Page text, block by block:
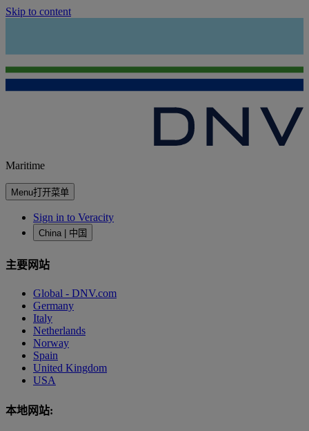
Skip to content
Maritime
Menu打开菜单
Sign in to Veracity
China | 中国
主要网站
Global - DNV.com
Germany
Italy
Netherlands
Norway
Spain
United Kingdom
USA
本地网站: